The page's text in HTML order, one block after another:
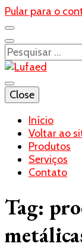
Pular para o
Pesquisar
por:
Blog- Lufaed
Close
Início
Voltar ao
Produtos
Serviços
Contato
Tag: